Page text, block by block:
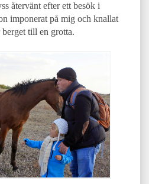
återvänt efter ett besök i
imponerat på mig och knallat
till en grotta.